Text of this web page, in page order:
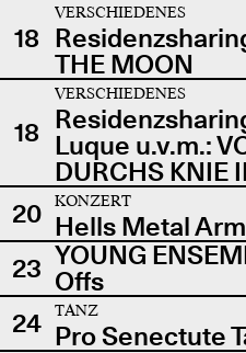
18
VERSCHIEDENES
THE MOON
18
VERSCHIEDENES
Luque u.v.m.:
DURCHS KNIE
20
KONZERT
Hells Metal
23 YOUNG
Offs
24
TANZ
Pro Senectute